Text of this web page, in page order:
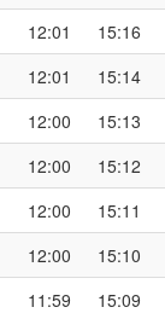
12:01 15:16
12:01 15:14
12:00 15:13
12:00 15:12
12:00 15:11
12:00 15:10
11:59 15:09